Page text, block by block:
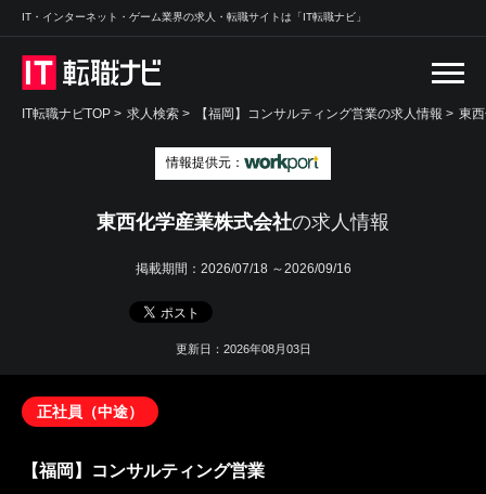
IT・インターネット・ゲーム業界の求人・転職サイトは「IT転職ナビ」
IT転職ナビTOP > 求人検索 > 【福岡】コンサルティング営業の求人情報 > 東
情報提供元：
東西化学産業株式会社の求人情報
掲載期間： 2026/07/18 ～2026/09/16
更新日：2026年08月03日
正社員（中途）
【福岡】コンサルティング営業